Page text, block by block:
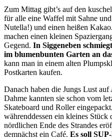
Zum Mittag gibt’s auf den
für alle eine Waffel mit Sahne
Nutella!) und einen heißen
machen einen kleinen
Gegend. In Siggeneben
im blumenbunten Garten an
kann man in einem alten
Postkarten kaufen.
Danach haben die Jungs Lust
Dahme kannten sie schon vom
Skateboard und Roller
währenddessen ein kleines Stück
nördlichen Ende des Strandes
demnächst ein Café. Es soll